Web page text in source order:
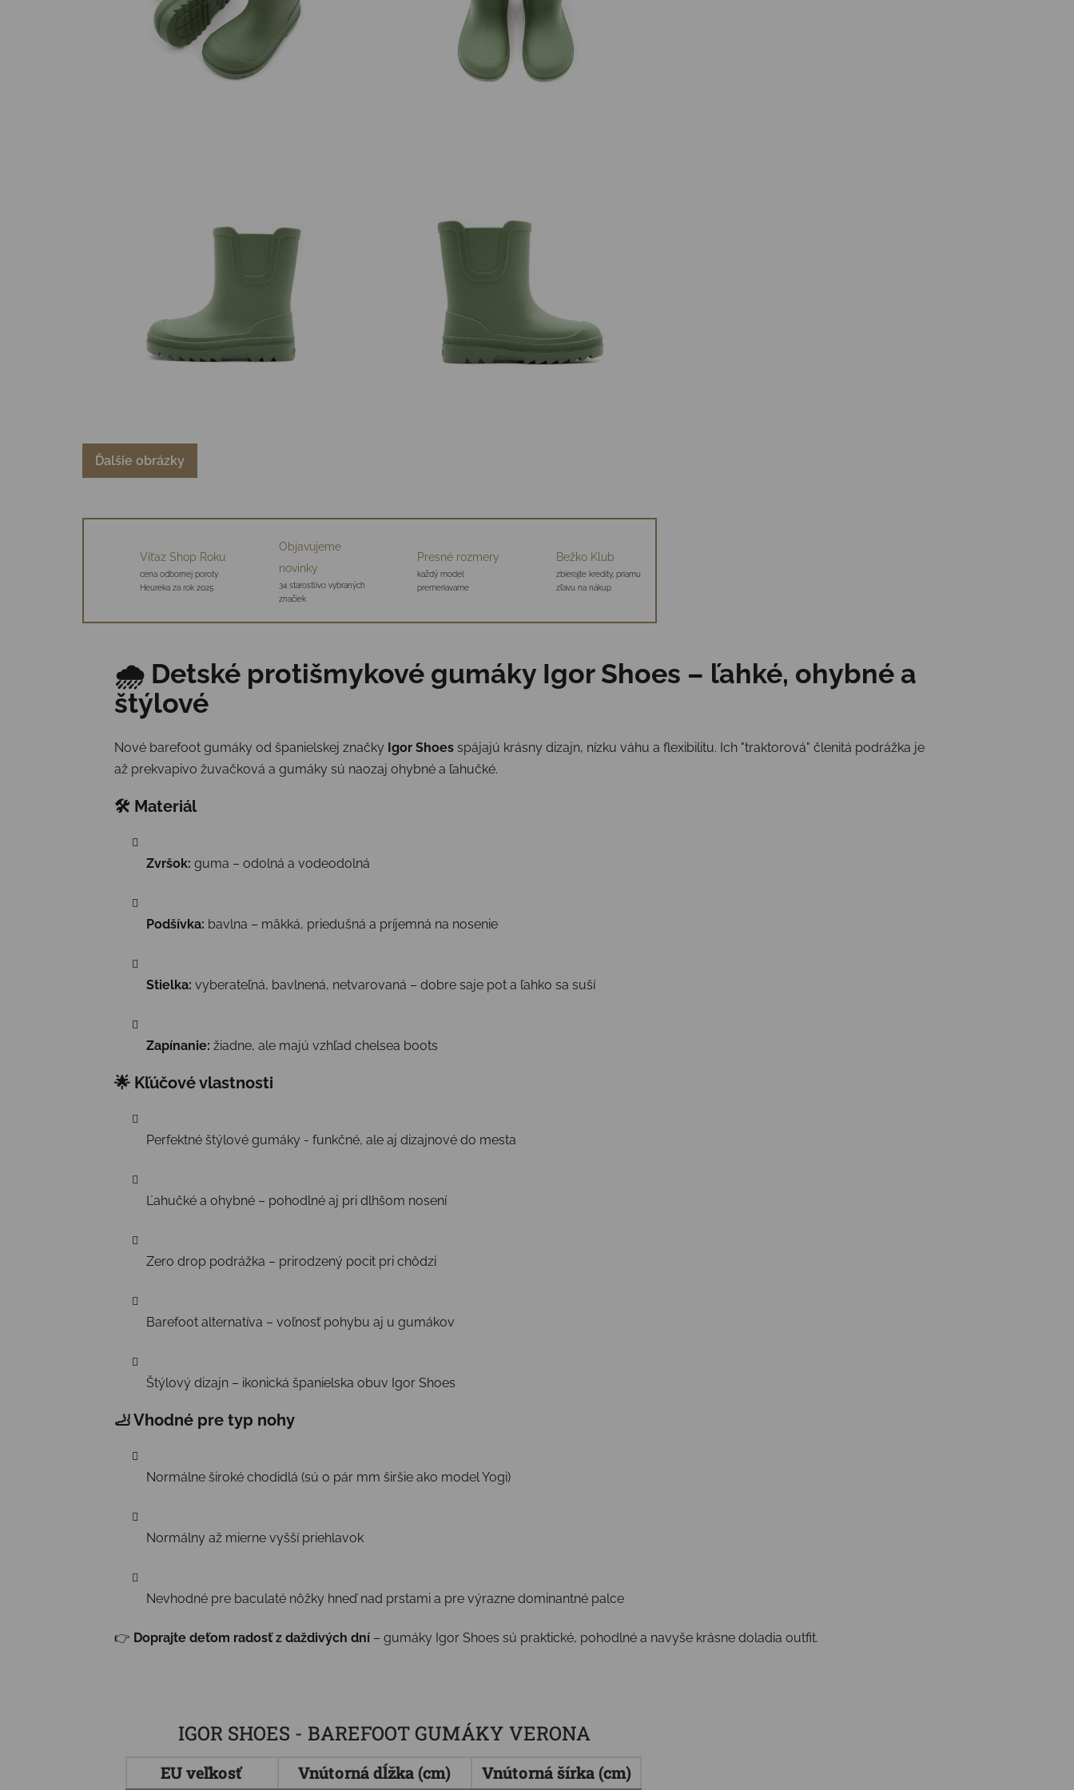
Ďalšie obrázky
Víťaz Shop Roku
cena odbornej poroty
Heureka za rok 2025
Objavujeme
novinky
34 starostlivo vybraných
značiek
Presné rozmery
každý model
premeriavame
Bežko Klub
zbierajte kredity, priamu
zľavu na nákup
🌧️ Detské protišmykové gumáky Igor Shoes – ľahké, ohybné a
štýlové
Nové barefoot gumáky od španielskej značky Igor Shoes spájajú krásny dizajn, nízku váhu a flexibilitu. Ich "traktorová" členitá podrážka je
až prekvapivo žuvačková a gumáky sú naozaj ohybné a ľahučké.
🛠 Materiál
Zvršok: guma – odolná a vodeodolná
Podšívka: bavlna – mäkká, priedušná a príjemná na nosenie
Stielka: vyberateľná, bavlnená, netvarovaná – dobre saje pot a ľahko sa suší
Zapínanie: žiadne, ale majú vzhľad chelsea boots
🌟 Kľúčové vlastnosti
Perfektné štýlové gumáky - funkčné, ale aj dizajnové do mesta
Ľahučké a ohybné – pohodlné aj pri dlhšom nosení
Zero drop podrážka – prirodzený pocit pri chôdzi
Barefoot alternatíva – voľnosť pohybu aj u gumákov
Štýlový dizajn – ikonická španielska obuv Igor Shoes
🦶 Vhodné pre typ nohy
Normálne široké chodidlá (sú o pár mm širšie ako model Yogi)
Normálny až mierne vyšší priehlavok
Nevhodné pre baculaté nôžky hneď nad prstami a pre výrazne dominantné palce
👉 Doprajte deťom radosť z daždivých dní – gumáky Igor Shoes sú praktické, pohodlné a navyše krásne doladia outfit.